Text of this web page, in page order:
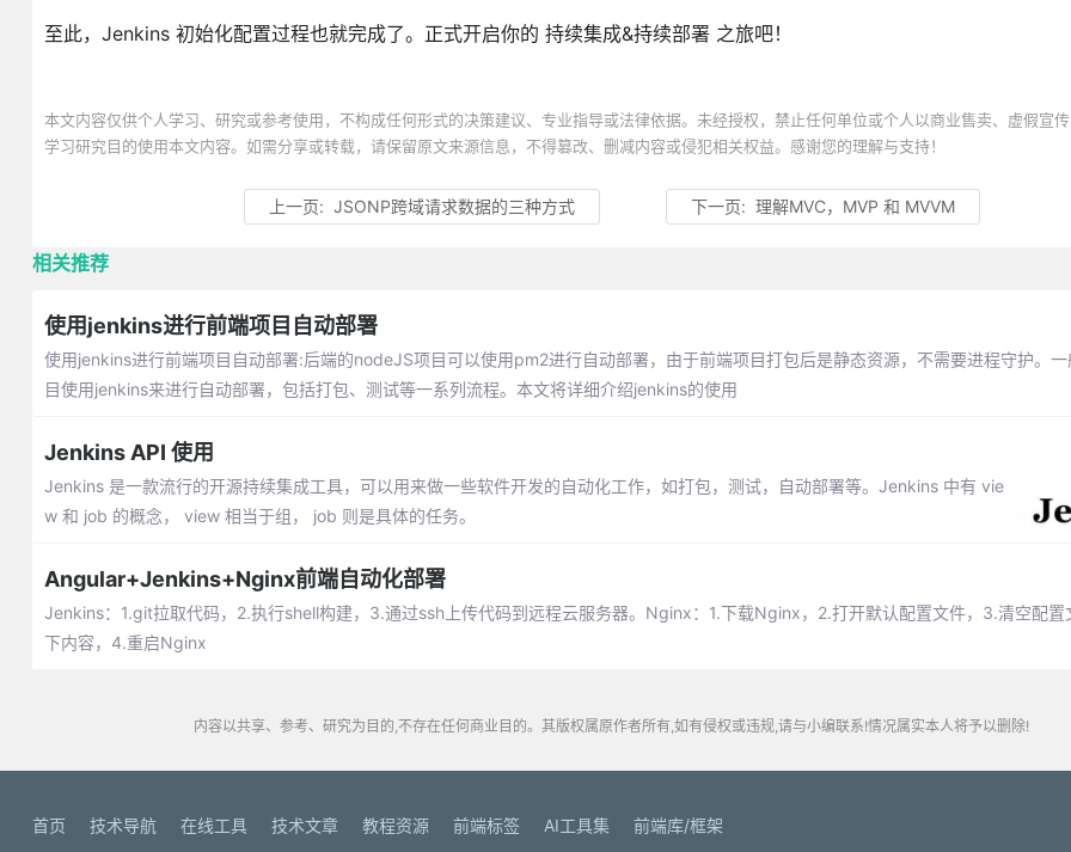
至此，Jenkins 初始化配置过程也就完成了。正式开启你的 持续集成&持续部署 之旅吧！
本文内容仅供个人学习、研究或参考使用，不构成任何形式的决策建议、专业指导或法律依据。未经授权，禁止任何单位或个人以商业售卖、虚假宣
学习研究目的使用本文内容。如需分享或转载，请保留原文来源信息，不得篡改、删减内容或侵犯相关权益。感谢您的理解与支持！
上一页: JSONP跨域请求数据的三种方式 下一页: 理解MVC，MVP 和 MVVM
相关推荐
使用jenkins进行前端项目自动部署
使用jenkins进行前端项目自动部署:后端的nodeJS项目可以使用pm2进行自动部署，由于前端项目打包后是静态资源，不需要进程守护。
目使用jenkins来进行自动部署，包括打包、测试等一系列流程。本文将详细介绍jenkins的使用
Jenkins API 使用
Jenkins 是一款流行的开源持续集成工具，可以用来做一些软件开发的自动化工作，如打包，测试，自动部署等。Jenkins 中有 vie
w 和 job 的概念， view 相当于组， job 则是具体的任务。
Angular+Jenkins+Nginx前端自动化部署
Jenkins：1.git拉取代码，2.执行shell构建，3.通过ssh上传代码到远程云服务器。Nginx：1.下载Nginx，2.打开默认配置文件，3.清空配置
下内容，4.重启Nginx
内容以共享、参考、研究为目的,不存在任何商业目的。其版权属原作者所有,如有侵权或违规,请与小编联系!情况属实本人将予以删除!
首页 技术导航 在线工具 技术文章 教程资源 前端标签 AI工具集 前端库/框架